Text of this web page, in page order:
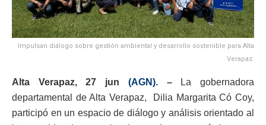
Impulsan diálogo sobre gestión ambiental y desarrollo sostenible para Alta
Verapaz.
Alta Verapaz, 27 jun (AGN).–La gobernadora
departamental de Alta Verapaz, Dilia Margarita Có Coy,
participó en un espacio de diálogo y análisis orientado al